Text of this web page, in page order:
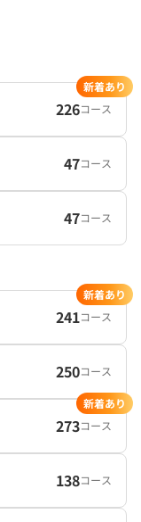
226コース
新着あり
47コース
47コース
241コース
新着あり
250コース
273コース
新着あり
138コース